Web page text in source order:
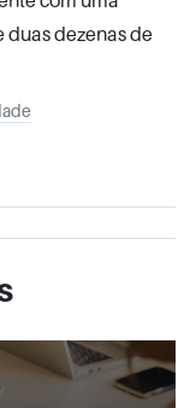
duas dezenas de